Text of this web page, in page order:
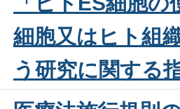
細胞又はヒト組
う研究に関する